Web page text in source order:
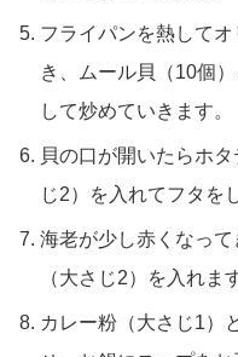
フライパンを熱してオ
き、ムール貝（10個
して炒めていきます。
貝の口が開いたらホ
じ2）を入れてフタを
海老が少し赤くなっ
（大さじ2）を入れま
カレー粉（大さじ1）